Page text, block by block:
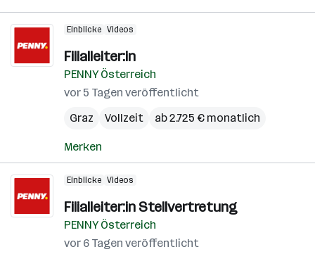
Einblicke Videos
Filialleiter:in
PENNY Österreich
vor 5 Tagen veröffentlicht
Graz
Vollzeit ab 2.725 € monatlich
Merken
Einblicke Videos
Filialleiter:in Stellvertretung
PENNY Österreich
vor 6 Tagen veröffentlicht